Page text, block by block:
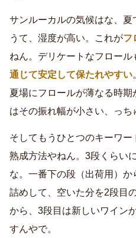
サンルーカルの気候はな、
うて、湿度が高い。これがフ
ねん。デリケートなフロール
通じて安定して保たれやすい
夏場にフロールが薄なる時
はその振れ幅が小さい、っち
そしてもうひとつのキーワー
熟成方法やねん。3段くらい
な。一番下の段（出荷用）
詰めして、空いた分を2段目
から、3段目は新しいワイン
すんやで。